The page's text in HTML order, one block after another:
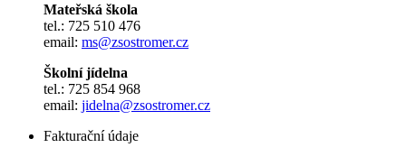
Mateřská škola
tel.: 725 510 476
email: ms@zsostromer.cz
Školní jídelna
tel.: 725 854 968
email: jidelna@zsostromer.cz
Fakturační údaje